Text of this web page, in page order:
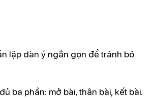
lập dàn ý ngắn gọn để tránh bỏ
ba phần: mở bài, thân bài, kết bài.